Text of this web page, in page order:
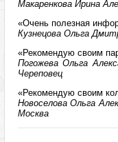
Макаренкова Ирина
«Очень полезная
Кузнецова Ольга
«Рекомендую своим
Погожева Ольга
Череповец
«Рекомендую своим
Новоселова Ольга
Москва